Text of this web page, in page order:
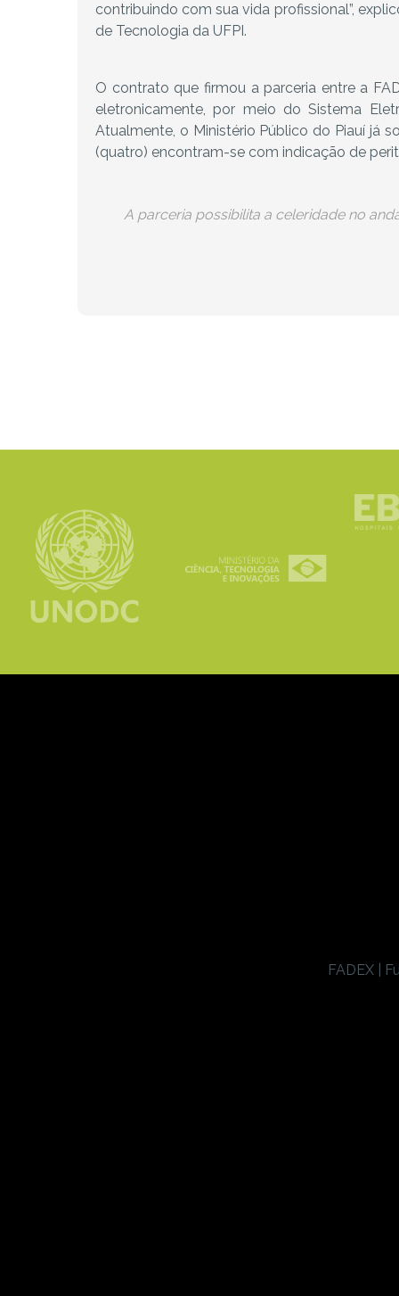
contribuindo com sua vida profissional”,
de Tecnologia da UFPI.
O contrato que firmou a parceria entre a
eletronicamente, por meio do Sistema
Atualmente, o Ministério Público do Piauí já
(quatro) encontram-se com indicação de
A parceria possibilita a celeridade no
FADEX |